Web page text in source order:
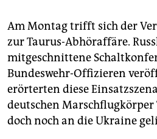
Am Montag trifft sich der
zur Taurus-Abhöraffäre.
mitgeschnittene
Bundeswehr-Offizieren
erörterten diese
deutschen Marschflugkörper
doch noch an die Ukraine